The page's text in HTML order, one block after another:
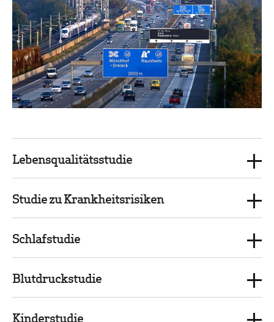
Lebensqualitätsstudie
Studie zu Krankheitsrisiken
Schlafstudie
Blutdruckstudie
Kinderstudie